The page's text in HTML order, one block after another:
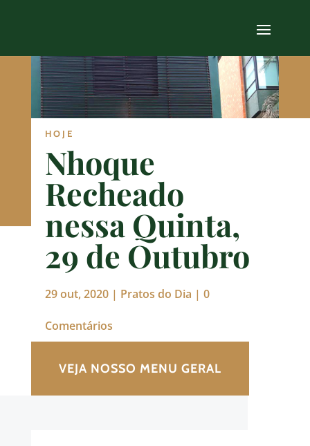
HOJE
Nhoque
Recheado
nessa Quinta,
29 de Outubro
29 out, 2020| Pratos do Dia | 0
Comentários
VEJA NOSSO MENU GERAL